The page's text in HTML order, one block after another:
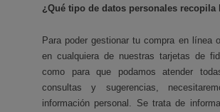
¿Qué tipo de datos personales recopila
Para poder gestionar tu compra en línea
en cualquiera de nuestras tarjetas de
como para que podamos atender
consultas y sugerencias,
información personal. Se trata de